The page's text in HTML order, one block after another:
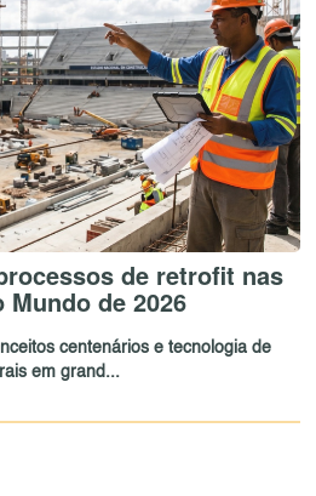
de retrofit nas
Mundo de 2026
centenários e tecnologia de
em grand...